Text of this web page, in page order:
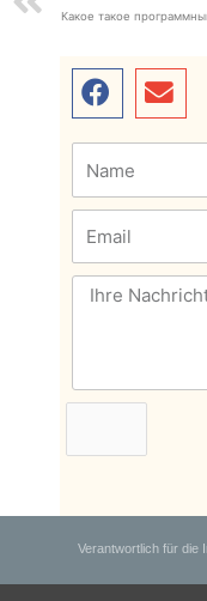
Verantwortlich für die